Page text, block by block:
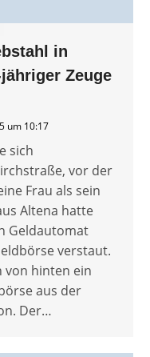
in
Zeuge
um 10:17
sich
vor der
Frau als sein
Altena hatte
Geldautomat
verstaut.
von hinten ein
aus der
Der…